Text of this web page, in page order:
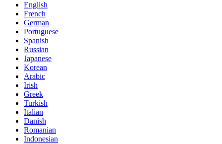
English
French
German
Portuguese
Spanish
Russian
Japanese
Korean
Arabic
Irish
Greek
Turkish
Italian
Danish
Romanian
Indonesian